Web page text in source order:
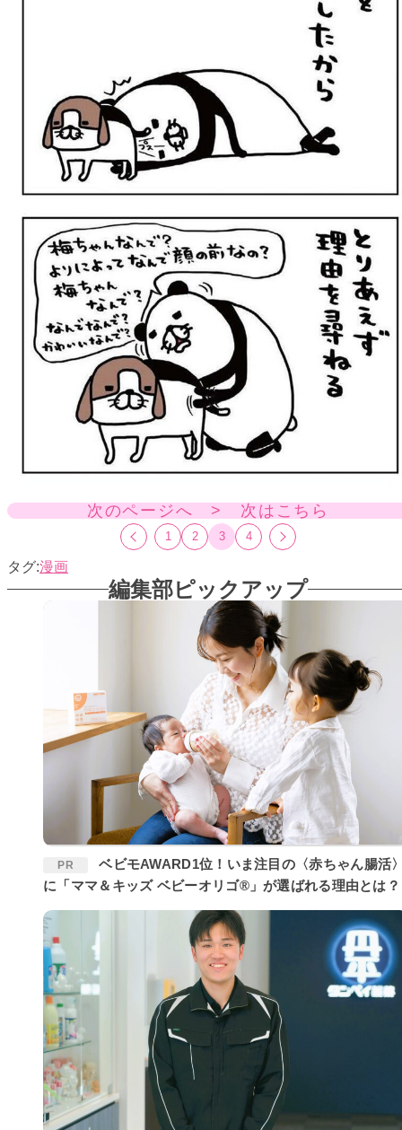
次のページへ > 次はこちら
1 2 3 4
漫画
編集部ピックアップ
PR
ベビモAWARD1位！いま注目の〈赤ちゃん腸活〉
に「ママ＆キッズ ベビーオリゴ®」が選ばれる理由とは？